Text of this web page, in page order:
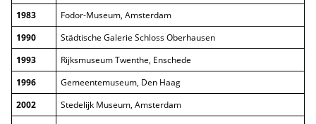
1983
Fodor-Museum, Amsterdam
1990
Städtische Galerie Schloss Oberhausen
1993
Rijksmuseum Twenthe, Enschede
1996
Gemeentemuseum, Den Haag
2002
Stedelijk Museum, Amsterdam